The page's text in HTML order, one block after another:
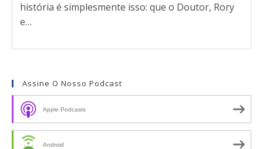
história é simplesmente isso: que o Doutor, Rory
e…
Assine O Nosso Podcast
Apple Podcasts
Android